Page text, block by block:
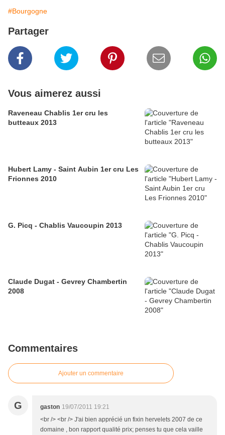
#Bourgogne
Partager
Vous aimerez aussi
Raveneau Chablis 1er cru les
butteaux 2013
Hubert Lamy - Saint Aubin 1er cru Les
Frionnes 2010
G. Picq - Chablis Vaucoupin 2013
Claude Dugat - Gevrey Chambertin
2008
Commentaires
Ajouter un commentaire
G gaston 19/07/2011 19:21
<br /> <br /> J'ai bien apprécié un fixin hervelets 2007 de ce
domaine , bon rapport qualité prix; penses tu que cela vaille